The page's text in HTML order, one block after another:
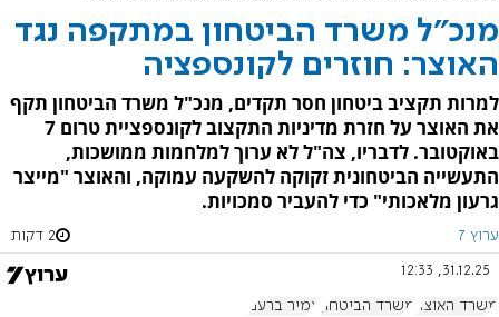
מנכ"ל משרד הביטחון במתקפה נגד
האוצר: חוזרים לקונספציה
למרות תקציב ביטחון חסר תקדים, מנכ"ל משרד הביטחון תקף
את האוצר על חזרת מדיניות התקצוב לקונספציית טרום 7
באוקטובר. לדבריו, צה"ל לא ערוך למלחמות ממושכות,
התעשייה הביטחונית זקוקה להשקעה עמוקה, והאוצר "מייצר
גרעון מלאכותי" כדי להעביר סמכויות.
ערוץ 7 2 דקות
31.12.25, 12:33
משרד האוצר משרד הביטחון אמיר ברעם